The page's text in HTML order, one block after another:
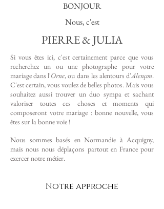
BONJOUR
Nous, c'est
PIERRE & JULIA
Si vous êtes ici, c'est certainement parce que vous
recherchez un ou une photographe pour votre
mariage dans l'Orne,ou dans les alentours d'Alençon.
C'est certain, vous voulez de belles photos. Mais vous
souhaitez aussi trouver un duo sympa et sachant
valoriser toutes ces choses et moments qui
composeront votre mariage : bonne nouvelle, vous
êtes sur la bonne voie !
Nous sommes basés en Normandie à Acquigny,
mais nous nous déplaçons partout en France pour
exercer notre métier.
Notre approche